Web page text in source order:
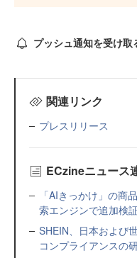
プッシュ通知を受け取
関連リンク
プレスリリース
ECzineニュース
「AIきっかけ」の商
索エンジンで追加検
SHEIN、日本および
コンプライアンスの